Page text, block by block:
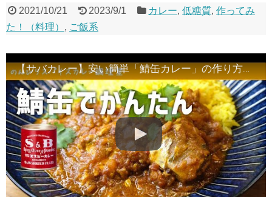
2021/10/21 2023/9/1 カレー,低糖質,作ってみ
た！（料理） , ご飯系
【サバカレー】安い簡単「鯖缶カレー」の作り方｜エスビーのカレー粉とサバ缶でスパイスカレーを作る【料理初心者向けレシピ】